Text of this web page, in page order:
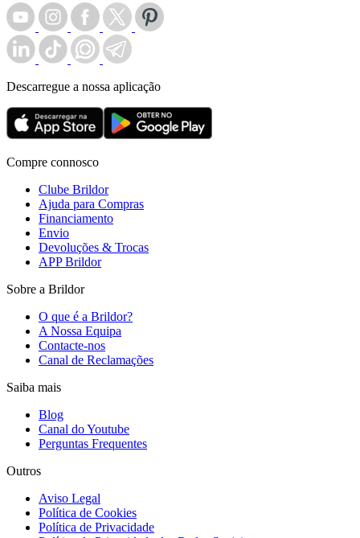
Descarregue a nossa aplicação
Compre connosco
Clube Brildor
Ajuda para Compras
Financiamento
Envio
Devoluções & Trocas
APP Brildor
Sobre a Brildor
O que é a Brildor?
A Nossa Equipa
Contacte-nos
Canal de Reclamações
Saiba mais
Blog
Canal do Youtube
Perguntas Frequentes
Outros
Aviso Legal
Política de Cookies
Política de Privacidade